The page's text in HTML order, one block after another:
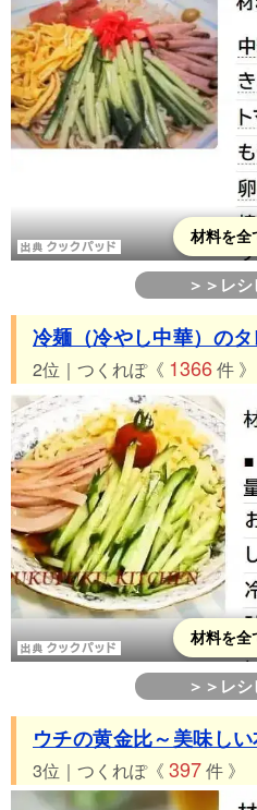
材料を全
＞＞レ
冷麺（冷やし中華）のタ
2位｜つくれぽ《 1366件 》
材料を全
＞＞レ
ウチの黄金比～美味し
3位｜つくれぽ《 397件 》